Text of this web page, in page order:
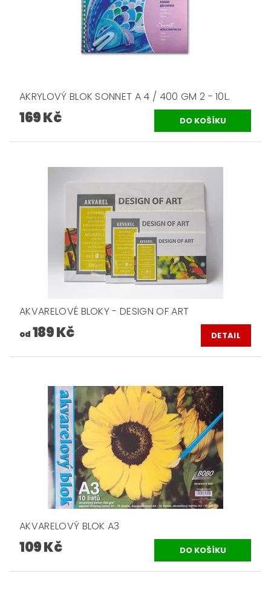
AKRYLOVÝ BLOK SONNET A 4 / 400 GM 2 - 10L.
169 Kč
AKVARELOVÉ BLOKY - DESIGN OF ART
od 189 Kč DETAIL
AKVARELOVÝ BLOK A3
109 Kč